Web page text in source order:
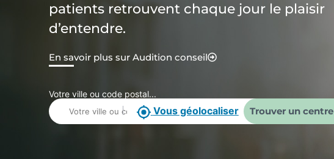
patients retrouvent chaque jour le plaisir
d’entendre.
En savoir plus sur Audition conseil
Votre ville ou code postal...
Vous géolocaliser Trouver un centre